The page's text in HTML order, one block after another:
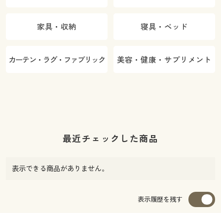
家具・収納 寝具・ベッド
カーテン・ラグ・ファブリック 美容・健康・サプリメント
最近チェックした商品
表示できる商品がありません。
表示履歴を残す